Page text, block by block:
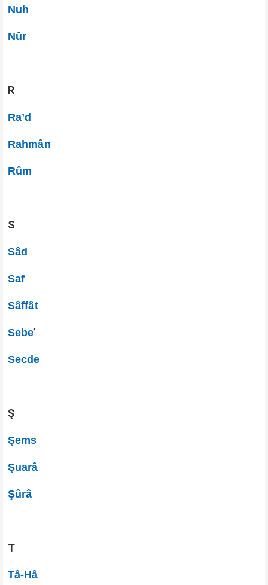
Nuh
Nûr
R
Ra’d
Rahmân
Rûm
S
Sâd
Saf
Sâffât
Sebe’
Secde
Ş
Şems
Şuarâ
Şûrâ
T
Tâ-Hâ